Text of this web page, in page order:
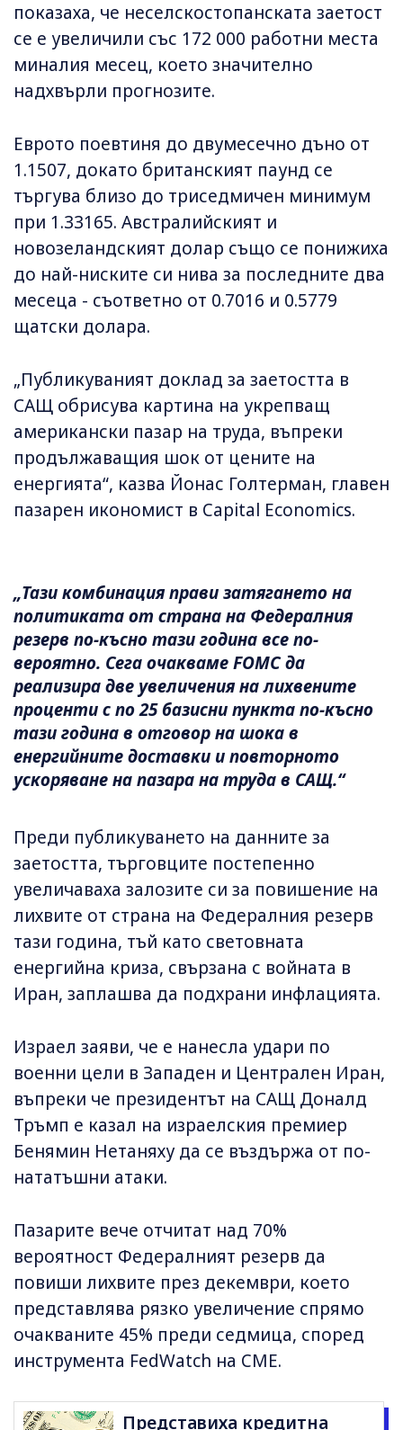
показаха, че неселскостопанската заетост
се е увеличили със 172 000 работни места
миналия месец, което значително
надхвърли прогнозите.
Еврото поевтиня до двумесечно дъно от
1.1507, докато британският паунд се
търгува близо до триседмичен минимум
при 1.33165. Австралийският и
новозеландският долар също се понижиха
до най-ниските си нива за последните два
месеца - съответно от 0.7016 и 0.5779
щатски долара.
„Публикуваният доклад за заетостта в
САЩ обрисува картина на укрепващ
американски пазар на труда, въпреки
продължаващия шок от цените на
енергията“, казва Йонас Голтерман, главен
пазарен икономист в Capital Economics.
„Тази комбинация прави затягането на
политиката от страна на Федералния
резерв по-късно тази година все по-
вероятно. Сега очакваме FOMC да
реализира две увеличения на лихвените
проценти с по 25 базисни пункта по-късно
тази година в отговор на шока в
енергийните доставки и повторното
ускоряване на пазара на труда в САЩ.“
Преди публикуването на данните за
заетостта, търговците постепенно
увеличаваха залозите си за повишение на
лихвите от страна на Федералния резерв
тази година, тъй като световната
енергийна криза, свързана с войната в
Иран, заплашва да подхрани инфлацията.
Израел заяви, че е нанесла удари по
военни цели в Западен и Централен Иран,
въпреки че президентът на САЩ Доналд
Тръмп е казал на израелския премиер
Бенямин Нетаняху да се въздържа от по-
нататъшни атаки.
Пазарите вече отчитат над 70%
вероятност Федералният резерв да
повиши лихвите през декември, което
представлява рязко увеличение спрямо
очакваните 45% преди седмица, според
инструмента FedWatch на CME.
Представиха кредитна